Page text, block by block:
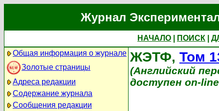
Журнал
НАЧАЛО ПОИСК
Общая информация о журнале
Золотые страницы
Адреса редакции
Содержание журнала
Сообщения редакции
ЖЭТФ, Том
(Английский
доступен on-